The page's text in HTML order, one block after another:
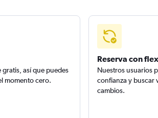
así que puedes
momento cero.
Reserva con
Nuestros usuarios
confianza y buscar
cambios.